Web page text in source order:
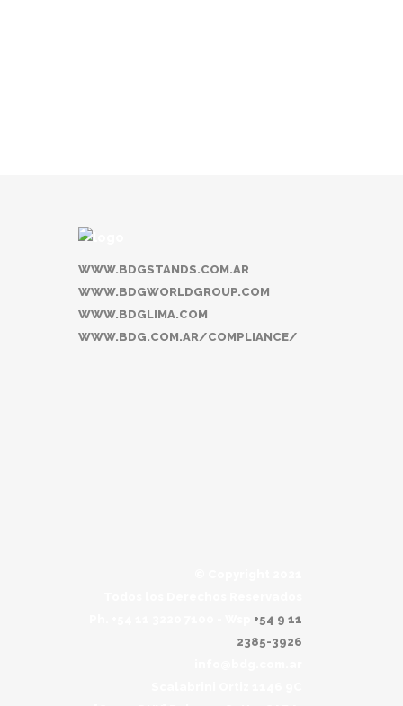
WWW.BDGSTANDS.COM.AR
WWW.BDGWORLDGROUP.COM
WWW.BDGLIMA.COM
WWW.BDG.COM.AR/COMPLIANCE/
+54 9 11
2385-3926